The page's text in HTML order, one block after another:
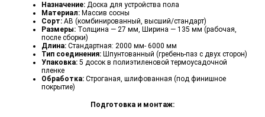
Назначение:Доска для устройства пола
Материал:Массив сосны
Сорт:AB (комбинированный, высший/стандарт)
Размеры:Толщина — 27 мм, Ширина — 135 мм (рабочая,
после сборки)
Длина:Стандартная: 2000 мм- 6000 мм
Тип соединения:Шпунтованный (гребень-паз с двух сторон)
Упаковка:5 досок в полиэтиленовой термоусадочной
пленке
Обработка:Строганая, шлифованная (под финишное
покрытие)
Подготовка и монтаж: